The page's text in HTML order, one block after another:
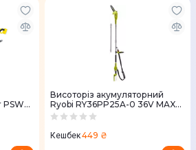
PSW
Висоторіз акумуляторний
Ryobi RY36PP25A-0 36V MAX
POWER шина 25см (без АКБ i
Кешбек449 ₴